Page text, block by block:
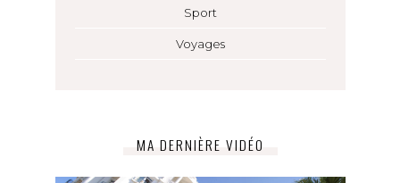
Sport
Voyages
MA DERNIÈRE VIDÉO